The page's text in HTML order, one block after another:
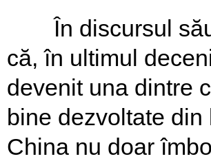
În discursul său,
că, în ultimul
devenit una dintre
bine dezvoltate
China nu doar